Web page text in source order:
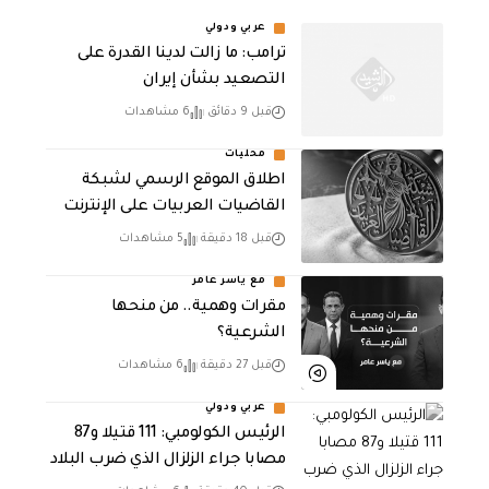
عربي ودولي
ترامب: ما زالت لدينا القدرة على
التصعيد بشأن إيران
قبل 9 دقائق 6 مشاهدات
محليات
اطلاق الموقع الرسمي لشبكة
القاضيات العربيات على الإنترنت
قبل 18 دقيقة 5 مشاهدات
مع ياسر عامر
مقرات وهمية.. من منحها
الشرعية؟
قبل 27 دقيقة 6 مشاهدات
عربي ودولي
الرئيس الكولومبي: 111 قتيلا و87
مصابا جراء الزلزال الذي ضرب البلاد